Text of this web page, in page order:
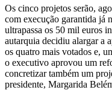
Os cinco projetos serão,
com execução garantida já
ultrapassa os 50 mil euros
autarquia decidiu alargar a
os quatro mais votados e,
o executivo aprovou um
concretizar também um
presidente, Margarida